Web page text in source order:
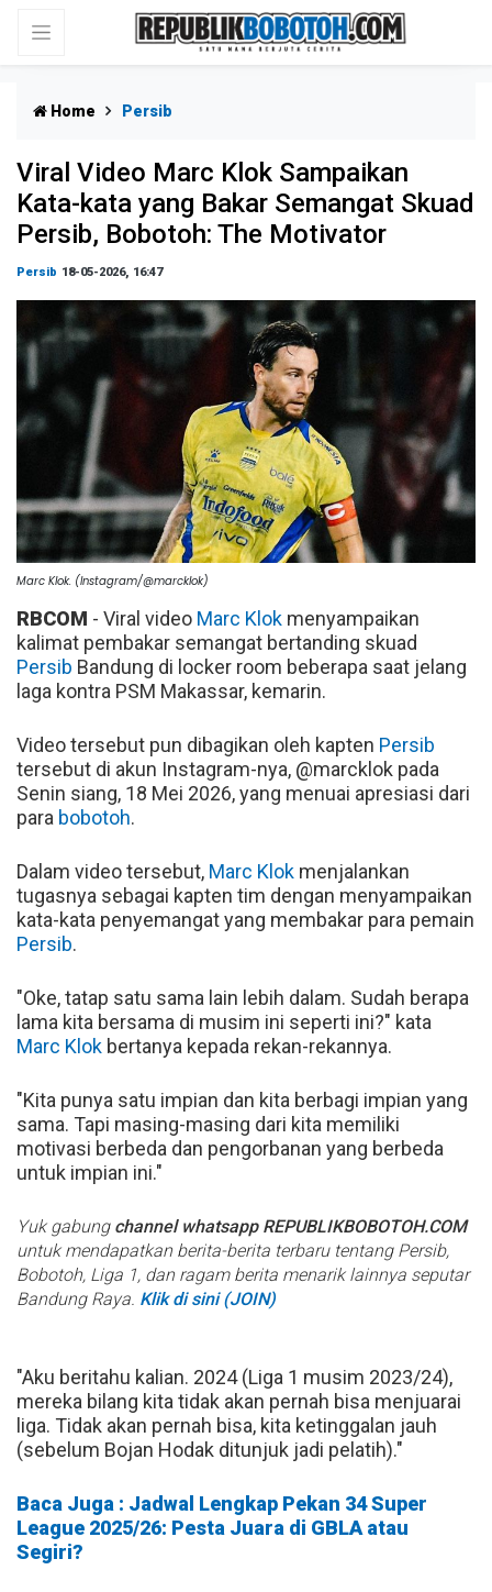
Home Persib
Viral Video Marc Klok Sampaikan
Kata-kata yang Bakar Semangat Skuad
Persib, Bobotoh: The Motivator
Persib 18-05-2026, 16:47
Marc Klok. (Instagram/@marcklok)
RBCOM - Viral video Marc Klok menyampaikan
kalimat pembakar semangat bertanding skuad
Persib Bandung di locker room beberapa saat jelang
laga kontra PSM Makassar, kemarin.
Video tersebut pun dibagikan oleh kapten Persib
tersebut di akun Instagram-nya, @marcklok pada
Senin siang, 18 Mei 2026, yang menuai apresiasi dari
para bobotoh.
Dalam video tersebut, Marc Klok menjalankan
tugasnya sebagai kapten tim dengan menyampaikan
kata-kata penyemangat yang membakar para pemain
Persib.
"Oke, tatap satu sama lain lebih dalam. Sudah berapa
lama kita bersama di musim ini seperti ini?" kata
Marc Klok bertanya kepada rekan-rekannya.
"Kita punya satu impian dan kita berbagi impian yang
sama. Tapi masing-masing dari kita memiliki
motivasi berbeda dan pengorbanan yang berbeda
untuk impian ini."
Yuk gabung channel whatsapp REPUBLIKBOBOTOH.COM
untuk mendapatkan berita-berita terbaru tentang Persib,
Bobotoh, Liga 1, dan ragam berita menarik lainnya seputar
Bandung Raya. Klik di sini (JOIN)
"Aku beritahu kalian. 2024 (Liga 1 musim 2023/24),
mereka bilang kita tidak akan pernah bisa menjuarai
liga. Tidak akan pernah bisa, kita ketinggalan jauh
(sebelum Bojan Hodak ditunjuk jadi pelatih)."
Baca Juga : Jadwal Lengkap Pekan 34 Super
League 2025/26: Pesta Juara di GBLA atau
Segiri?